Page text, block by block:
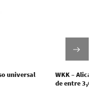
universal
WKK –
de entre 3,6